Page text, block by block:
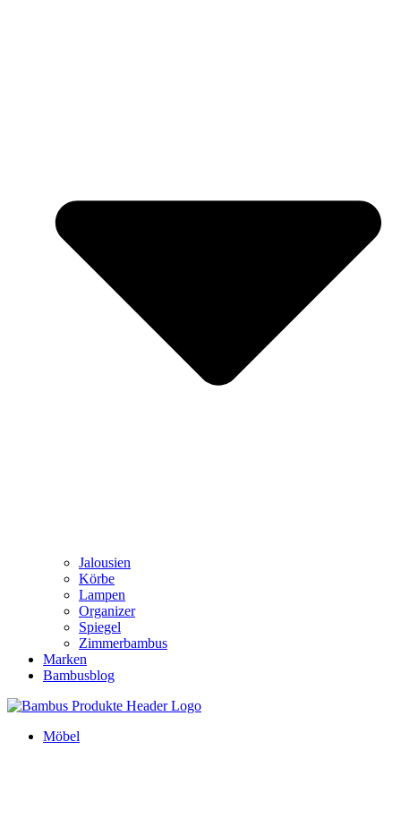
Jalousien
Körbe
Lampen
Organizer
Spiegel
Zimmerbambus
Marken
Bambusblog
Möbel